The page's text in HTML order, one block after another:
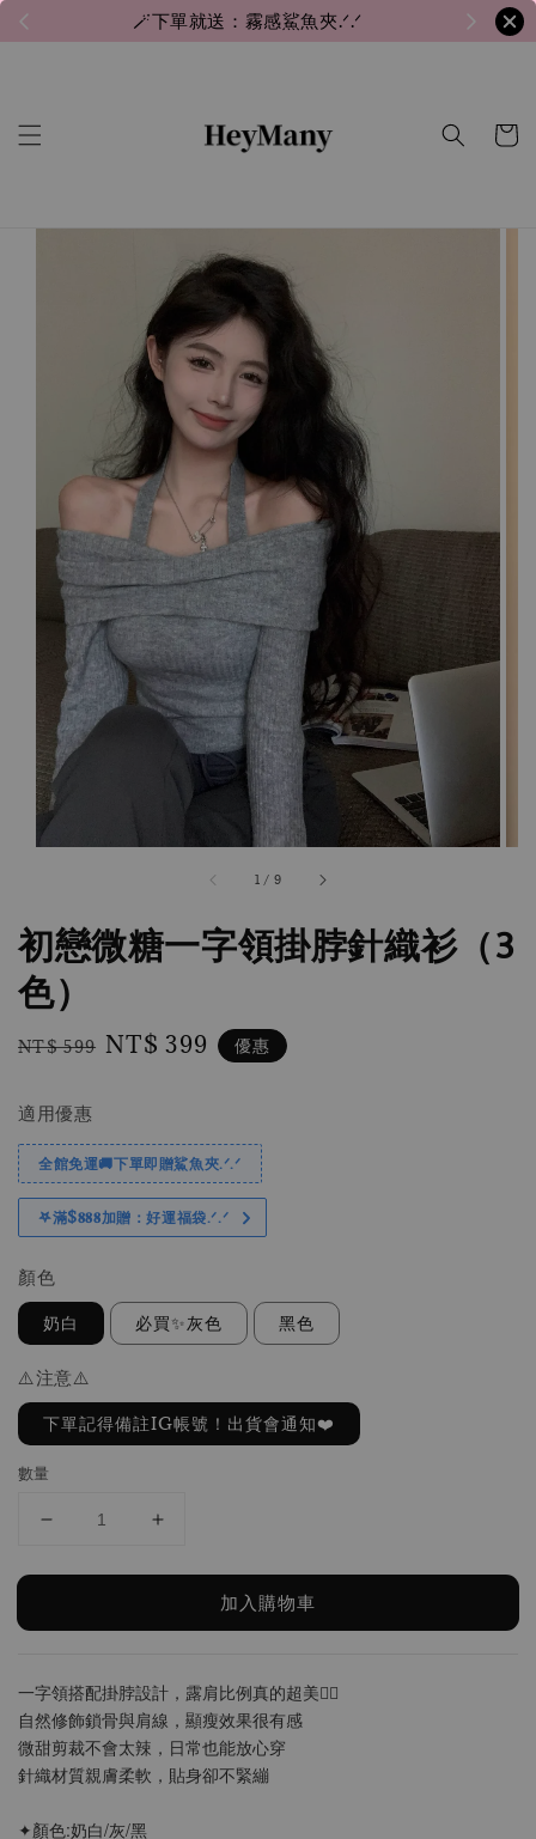
🪄下單就送：霧感鯊魚夾.ᐟ.ᐟ
1 / 9
初戀微糖一字領掛脖針織衫（3
色）
Regular
NT$ 599 Sale
NT$ 399 優惠
適用優惠
全館免運🚚下單即贈鯊魚夾.ᐟ.ᐟ
𖤐滿$𝟖𝟖𝟖加贈：好運福袋.ᐟ‪.ᐟ
顏色
奶白 必買✨灰色 黑色
⚠️注意⚠️
下單記得備註IG帳號！出貨會通知❤️
數量
加入購物車
一字領搭配掛脖設計，露肩比例真的超美❤️‍🔥
自然修飾鎖骨與肩線，顯瘦效果很有感
微甜剪裁不會太辣，日常也能放心穿
針織材質親膚柔軟，貼身卻不緊繃
✦顏色:奶白/灰/黑